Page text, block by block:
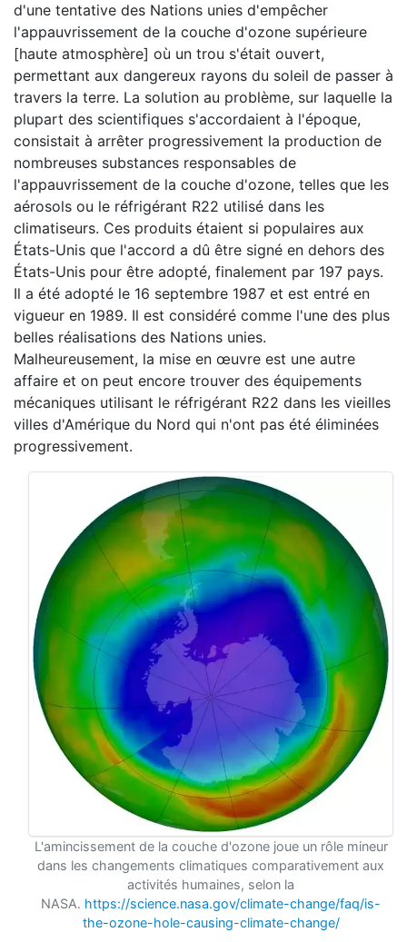
d'une tentative des Nations unies d'empêcher
l'appauvrissement de la couche d'ozone supérieure
[haute atmosphère] où un trou s'était ouvert,
permettant aux dangereux rayons du soleil de passer à
travers la terre. La solution au problème, sur laquelle la
plupart des scientifiques s'accordaient à l'époque,
consistait à arrêter progressivement la production de
nombreuses substances responsables de
l'appauvrissement de la couche d'ozone, telles que les
aérosols ou le réfrigérant R22 utilisé dans les
climatiseurs. Ces produits étaient si populaires aux
États-Unis que l'accord a dû être signé en dehors des
États-Unis pour être adopté, finalement par 197 pays.
Il a été adopté le 16 septembre 1987 et est entré en
vigueur en 1989. Il est considéré comme l'une des plus
belles réalisations des Nations unies.
Malheureusement, la mise en œuvre est une autre
affaire et on peut encore trouver des équipements
mécaniques utilisant le réfrigérant R22 dans les vieilles
villes d'Amérique du Nord qui n'ont pas été éliminées
progressivement.
L'amincissement de la couche d'ozone joue un rôle mineur
dans les changements climatiques comparativement aux
activités humaines, selon la
NASA. https://science.nasa.gov/climate-change/faq/is-
the-ozone-hole-causing-climate-change/